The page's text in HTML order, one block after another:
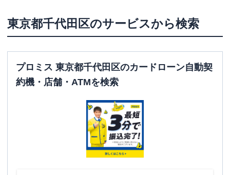
日祝：09:00-21:00
ATM営業時間
平日：24時間
土曜：24時間
〇
✕
東京都千代田区外神田1丁目15-8 丸山ビ
東京都千代田区のサービスから検索
プロミス 東京都千代田区のカードローン自動契
約機・店舗・ATMを検索